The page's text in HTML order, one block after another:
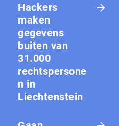
Hackers
maken
gegevens
buiten van
31.000
rechtspersone
n in
Liechtenstein